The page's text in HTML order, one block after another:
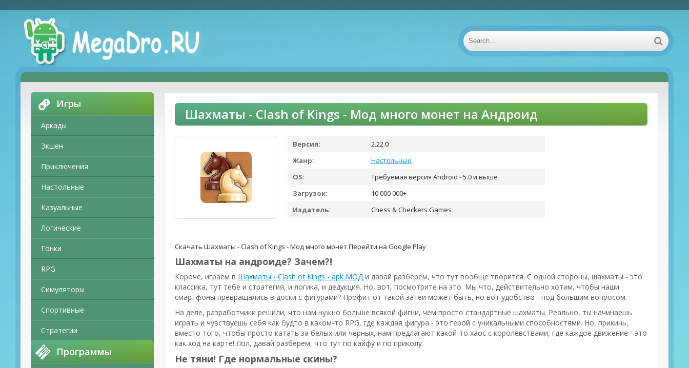
Игры
Аркады
Экшен
Приключения
Настольные
Казуальные
Логические
Гонки
RPG
Симуляторы
Спортивные
Стратегии
Программы
Шахматы - Clash of Kings - Мод много монет на Андроид
Версия:
2.22.0
Жанр:
Настольные
OS:
Требуемая версия Android - 5.0 и выше
Загрузок:
10 000 000+
Издатель:
Chess & Checkers Games
Скачать Шахматы - Clash of Kings - Мод много монетПерейти на Google Play
Шахматы на андроиде? Зачем?!
Короче, играем в Шахматы - Clash of Kings - apk МОД и давай разберем, что тут вообще творится. С одной стороны, шахматы - это
классика, тут тебе и стратегия, и логика, и дедукция. Но, вот, посмотрите на это. Мы что, действительно хотим, чтобы наши
смартфоны превращались в доски с фигурами? Профит от такой затеи может быть, но вот удобство - под большим вопросом.
На деле, разработчики решили, что нам нужно больше всякой фигни, чем просто стандартные шахматы. Реально, ты начинаешь
играть и чувствуешь себя как будто в каком-то RPG, где каждая фигура - это герой с уникальными способностями. Но, прикинь,
вместо того, чтобы просто катать за белых или черных, нам предлагают какой-то хаос с королевствами, где каждое движение - это
как ход на карте! Лол, давай разберем, что тут по кайфу и по приколу.
Не тяни! Где нормальные скины?